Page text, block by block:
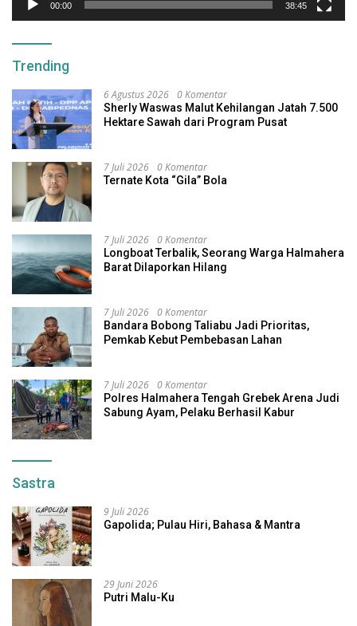
00:00 38:45
Trending
6 Agustus 2026 0 Komentar
Sherly Waswas Malut Kehilangan Jatah 7.500
Hektare Sawah dari Program Pusat
7 Juli 2026 0 Komentar
Ternate Kota “Gila” Bola
7 Juli 2026 0 Komentar
Longboat Terbalik, Seorang Warga Halmahera
Barat Dilaporkan Hilang
7 Juli 2026 0 Komentar
Bandara Bobong Taliabu Jadi Prioritas,
Pemkab Kebut Pembebasan Lahan
7 Juli 2026 0 Komentar
Polres Halmahera Tengah Grebek Arena Judi
Sabung Ayam, Pelaku Berhasil Kabur
Sastra
9 Juli 2026
Gapolida; Pulau Hiri, Bahasa & Mantra
29 Juni 2026
Putri Malu-Ku